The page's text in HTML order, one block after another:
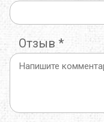
Отзыв *